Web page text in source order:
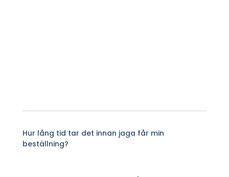
Hur lång tid tar det innan jaga får min
beställning?